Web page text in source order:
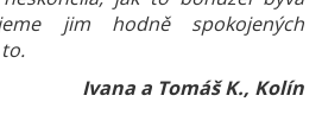
jim hodně spokojených
Ivana a Tomáš K., Kolín